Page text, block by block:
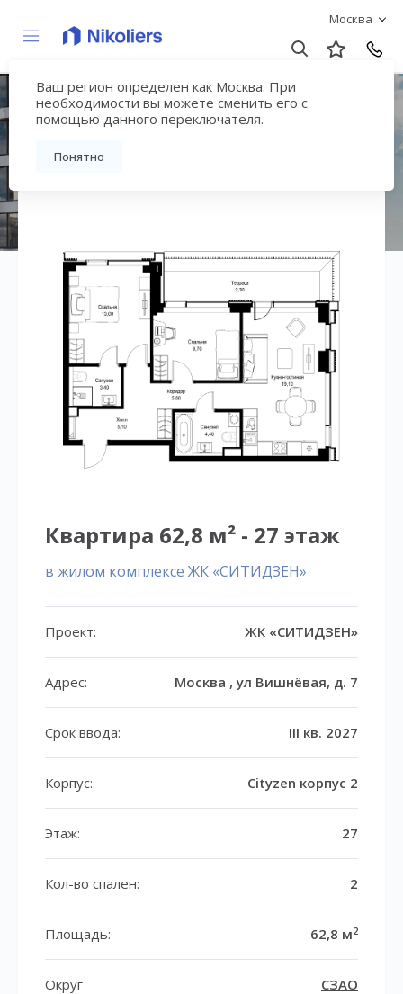
Москва
Ваш регион определен как Москва. При
необходимости вы можете сменить его с
помощью данного переключателя.
Понятно
ЖК «СИТИДЗЕН»
Вернуться на страницу жилого комплекса
Квартира 62,8 м² - 27 этаж
в жилом комплексе ЖК «СИТИДЗЕН»
Проект: ЖК «СИТИДЗЕН»
Адрес: Москва , ул Вишнёвая, д. 7
Срок ввода: III кв. 2027
Корпус: Cityzen корпус 2
Этаж: 27
Кол-во спален: 2
Площадь: 62,8 м2
Округ СЗАО